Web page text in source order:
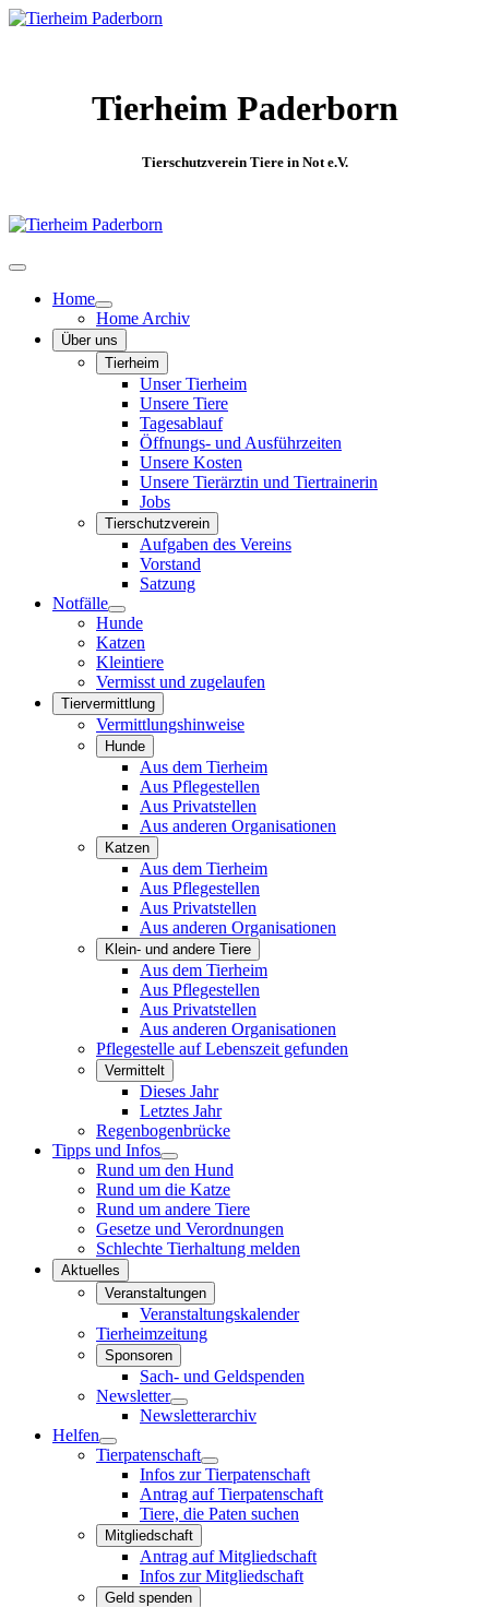
Tierheim Paderborn
Tierschutzverein Tiere in Not e.V.
Home
Home Archiv
Über uns
Tierheim
Unser Tierheim
Unsere Tiere
Tagesablauf
Öffnungs- und Ausführzeiten
Unsere Kosten
Unsere Tierärztin und Tiertrainerin
Jobs
Tierschutzverein
Aufgaben des Vereins
Vorstand
Satzung
Notfälle
Hunde
Katzen
Kleintiere
Vermisst und zugelaufen
Tiervermittlung
Vermittlungshinweise
Hunde
Aus dem Tierheim
Aus Pflegestellen
Aus Privatstellen
Aus anderen Organisationen
Katzen
Aus dem Tierheim
Aus Pflegestellen
Aus Privatstellen
Aus anderen Organisationen
Klein- und andere Tiere
Aus dem Tierheim
Aus Pflegestellen
Aus Privatstellen
Aus anderen Organisationen
Pflegestelle auf Lebenszeit gefunden
Vermittelt
Dieses Jahr
Letztes Jahr
Regenbogenbrücke
Tipps und Infos
Rund um den Hund
Rund um die Katze
Rund um andere Tiere
Gesetze und Verordnungen
Schlechte Tierhaltung melden
Aktuelles
Veranstaltungen
Veranstaltungskalender
Tierheimzeitung
Sponsoren
Sach- und Geldspenden
Newsletter
Newsletterarchiv
Helfen
Tierpatenschaft
Infos zur Tierpatenschaft
Antrag auf Tierpatenschaft
Tiere, die Paten suchen
Mitgliedschaft
Antrag auf Mitgliedschaft
Infos zur Mitgliedschaft
Geld spenden